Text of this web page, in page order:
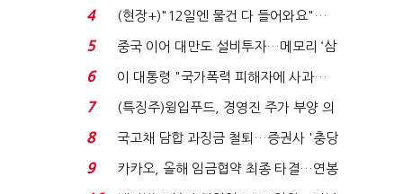
요"…'덜 똘똘한 한 채' 20...
4
(현장+)"12일엔 물건 다 들어와요"…
빈 매대 채우며 문 연 ...
5
중국 이어 대만도 설비투자…메모리 ‘삼
국전쟁’
6
이 대통령 "국가폭력 피해자에 사과…
적극적 조사로 진...
7
(특징주)윙입푸드, 경영진 주가 부양 의
지에 상한가...
8
국고채 담합 과징금 철퇴…증권사 '충당
금 폭탄' 우려...
9
카카오, 올해 임금협약 최종 타결…연봉
6.3% 인상·격려...